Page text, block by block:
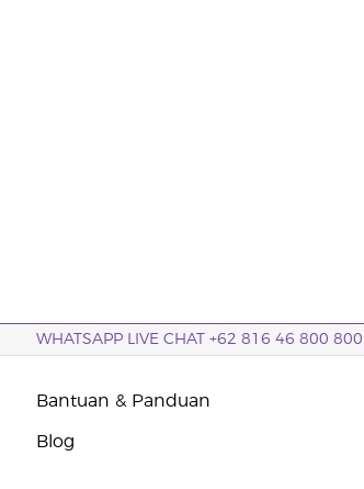
WHATSAPP LIVE CHAT +62 816 46 800 800
Bantuan & Panduan
Blog